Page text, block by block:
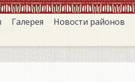
Галерея Новости районов